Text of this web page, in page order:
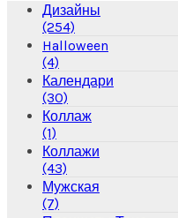
Дизайны
(254)
Halloween
(4)
Календари
(30)
Коллаж
(1)
Коллажи
(43)
Мужская
(7)